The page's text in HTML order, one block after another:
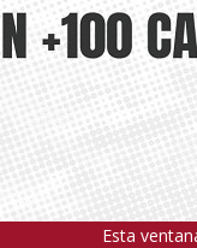
Esta